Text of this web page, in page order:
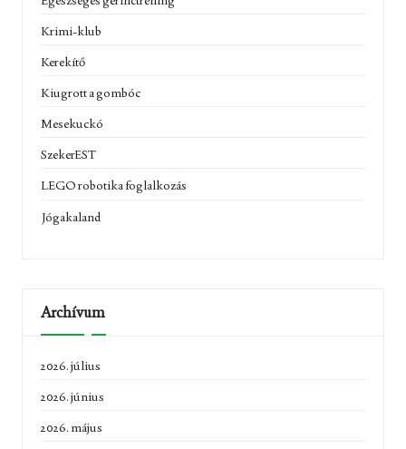
Krimi-klub
Kerekítő
Kiugrott a gombóc
Mesekuckó
SzekerEST
LEGO robotika foglalkozás
Jógakaland
Archívum
2026. július
2026. június
2026. május